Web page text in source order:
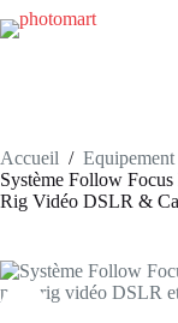
Passer
au
Accueil /
Système Follow
Rig Vidéo DSLR &